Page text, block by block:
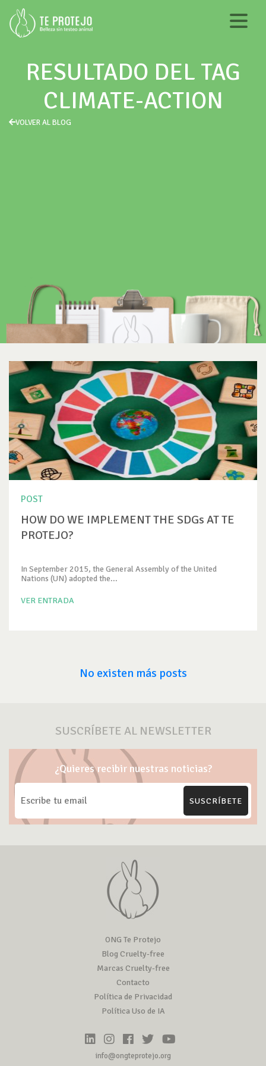
RESULTADO DEL TAG
CLIMATE-ACTION
VOLVER AL BLOG
POST
HOW DO WE IMPLEMENT THE SDGs AT TE
PROTEJO?
In September 2015, the General Assembly of the United
Nations (UN) adopted the...
VER ENTRADA
No existen más posts
SUSCRÍBETE AL NEWSLETTER
¿Quieres recibir nuestras noticias?
SUSCRÍBETE
ONG Te Protejo
Blog Cruelty-free
Marcas Cruelty-free
Contacto
Política de Privacidad
Política Uso de IA
info@ongteprotejo.org